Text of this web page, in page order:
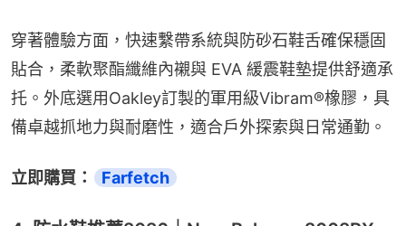
穿著體驗方面，快速繫帶系統與防砂石鞋舌確保穩固
貼合，柔軟聚酯纖維內襯與 EVA 緩震鞋墊提供舒適承
托。外底選用Oakley訂製的軍用級Vibram®橡膠，具
備卓越抓地力與耐磨性，適合戶外探索與日常通勤。
立即購買： Farfetch